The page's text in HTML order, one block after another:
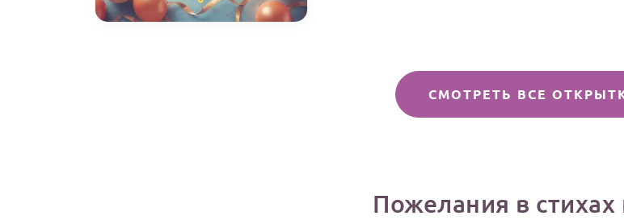
СМОТРЕТЬ ВСЕ
Пожелания в стихах